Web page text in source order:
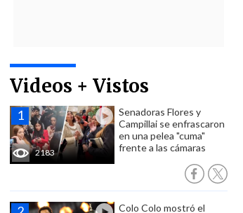
Videos + Vistos
2183
Senadoras Flores y
Campillai se enfrascaron
en una pelea "cuma"
frente a las cámaras
Colo Colo mostró el